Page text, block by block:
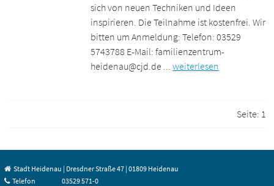
sich von neuen Techniken und Ideen
inspirieren. Die Teilnahme ist kostenfrei. Wir
bitten um Anmeldung: Telefon: 03529
5743788 E-Mail: familienzentrum-
heidenau@cjd.de ...weiterlesen
Seite: 1
Stadt Heidenau | Dresdner Straße 47 | 01809 Heidenau
Telefon
03529 571-0